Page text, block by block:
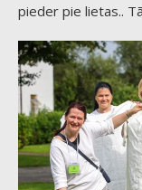
pieder pie lietas..